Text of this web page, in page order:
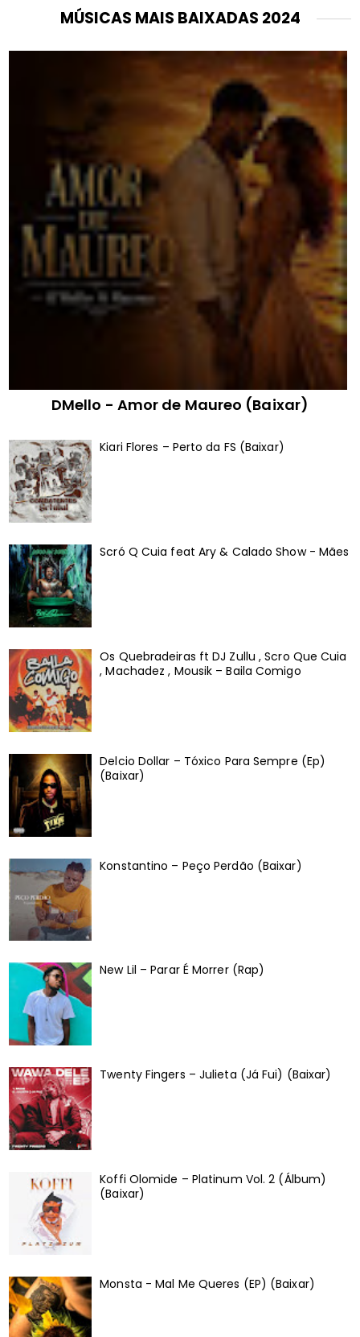
MÚSICAS MAIS BAIXADAS 2024
DMello - Amor de Maureo (Baixar)
Kiari Flores – Perto da FS (Baixar)
Scró Q Cuia feat Ary & Calado Show - Mães
Os Quebradeiras ft DJ Zullu , Scro Que Cuia
, Machadez , Mousik – Baila Comigo
Delcio Dollar – Tóxico Para Sempre (Ep)
(Baixar)
Konstantino – Peço Perdão (Baixar)
New Lil – Parar É Morrer (Rap)
Twenty Fingers – Julieta (Já Fui) (Baixar)
Koffi Olomide – Platinum Vol. 2 (Álbum)
(Baixar)
Monsta - Mal Me Queres (EP) (Baixar)